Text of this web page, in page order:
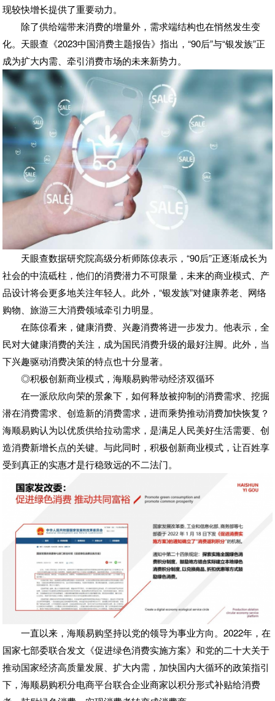
现较快增长提供了重要动力。
除了供给端带来消费的增量外，需求端结构也在悄然发生变
化。天眼查《2023中国消费主题报告》指出，“90后”与“银发族”正
成为扩大内需、牵引消费市场的未来新势力。
天眼查数据研究院高级分析师陈倞表示，“90后”正逐渐成长为
社会的中流砥柱，他们的消费潜力不可限量，未来的商业模式、产
品设计将会更多地关注年轻人。此外，“银发族”对健康养老、网络
购物、旅游三大消费领域牵引力明显。
在陈倞看来，健康消费、兴趣消费将进一步发力。他表示，全
民对大健康消费的关注，成为国民消费升级的最好注脚。此外，当
下兴趣驱动消费决策的特点也十分显著。
◎积极创新商业模式，海顺易购带动经济双循环
在一派欣欣向荣的景象下，如何释放被抑制的消费需求、挖掘
潜在消费需求、创造新的消费需求，进而乘势推动消费加快恢复？
海顺易购认为以优质供给拉动需求，是满足人民美好生活需要、创
造消费新增长点的关键。与此同时，积极创新商业模式，让百姓享
受到真正的实惠才是行稳致远的不二法门。
一直以来，海顺易购坚持以党的领导为事业方向。2022年，在
国家七部委联合发文《促进绿色消费实施方案》和党的二十大关于
推动国家经济高质量发展、扩大内需，加快国内大循环的政策指引
下，海顺易购积分电商平台联合企业商家以积分形式补贴给消费